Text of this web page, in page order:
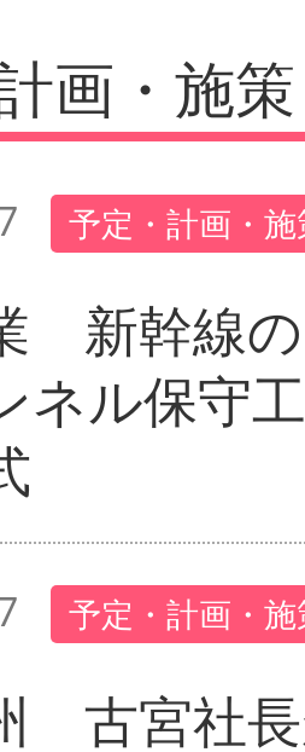
画・施策
予定・計画・
新幹線
ル保守
予定・計画・
古宮社